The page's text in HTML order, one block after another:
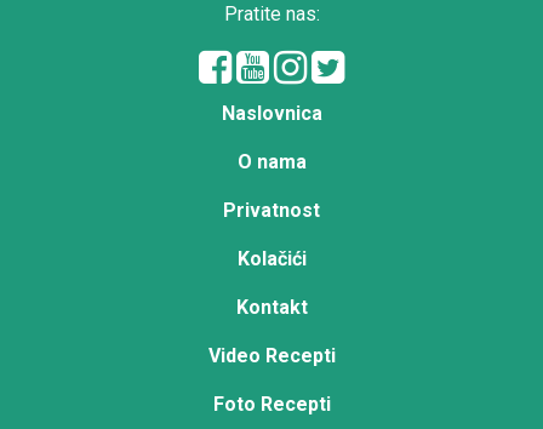
Pratite nas:
Naslovnica
O nama
Privatnost
Kolačići
Kontakt
Video Recepti
Foto Recepti